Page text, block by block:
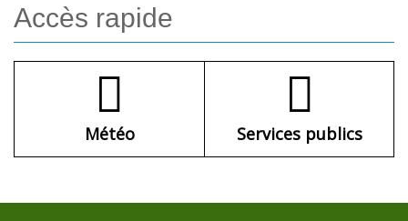
Accès rapide
Météo Services publics